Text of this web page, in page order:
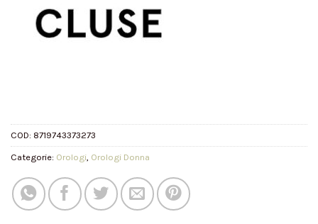
COD: 8719743373273
Categorie: Orologi, Orologi Donna